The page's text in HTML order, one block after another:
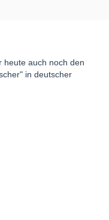
heute auch noch den
in deutscher